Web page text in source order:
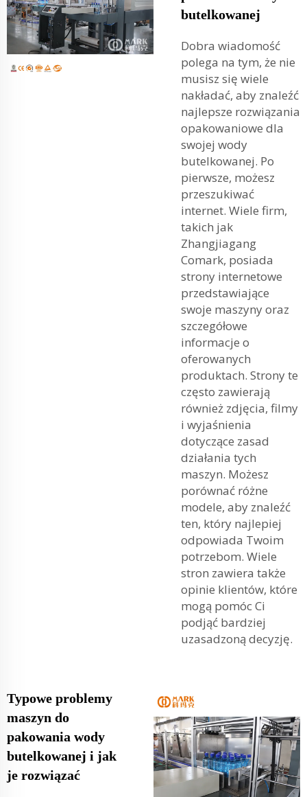
butelkowanej
Dobra wiadomość
polega na tym, że nie
musisz się wiele
nakładać, aby znaleźć
najlepsze rozwiązania
opakowaniowe dla
swojej wody
butelkowanej. Po
pierwsze, możesz
przeszukiwać
internet. Wiele firm,
takich jak
Zhangjiagang
Comark, posiada
strony internetowe
przedstawiające
swoje maszyny oraz
szczegółowe
informacje o
oferowanych
produktach. Strony te
często zawierają
również zdjęcia, filmy
i wyjaśnienia
dotyczące zasad
działania tych
maszyn. Możesz
porównać różne
modele, aby znaleźć
ten, który najlepiej
odpowiada Twoim
potrzebom. Wiele
stron zawiera także
opinie klientów, które
mogą pomóc Ci
podjąć bardziej
uzasadzoną decyzję.
Typowe problemy
maszyn do
pakowania wody
butelkowanej i jak
je rozwiązać